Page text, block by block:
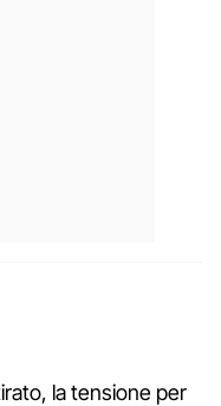
la tensione per